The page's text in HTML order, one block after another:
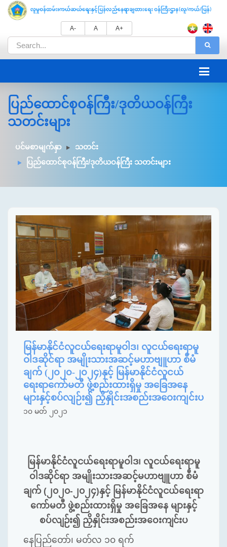
A- A A+
ပြည်ထောင်စုဝန်ကြီး/ဒုတိယဝန်ကြီး
သတင်းများ
ပင်မစာမျက်နှာ
သတင်း
ပြည်ထောင်စုဝန်ကြီး/ဒုတိယဝန်ကြီး သတင်းများ
မြန်မာနိုင်ငံလူငယ်ရေးရာမူဝါဒ၊ လူငယ်ရေးရာမူ
ဝါဒဆိုင်ရာ အမျိုးသားအဆင့်မဟာဗျူဟာ စီမံ
ချက် (၂၀၂၀-၂၀၂၄)နှင့် မြန်မာနိုင်ငံလူငယ်
ရေးရာကော်မတီ ဖွဲ့စည်းထားရှိမှု အခြေအနေ
များနှင့်စပ်လျဉ်း၍ ညှိနှိုင်းအစည်းအဝေးကျင်းပ
၁၀ မတ် ၂၀၂၁
မြန်မာနိုင်ငံလူငယ်ရေးရာမူဝါဒ၊ လူငယ်ရေးရာမူ
ဝါဒဆိုင်ရာ အမျိုးသားအဆင့်မဟာဗျူဟာ စီမံ
ချက်( ၂၀၂၀- ၂၀၂၄)နှင့် မြန်မာနိုင်ငံလူငယ်ရေးရာ
ကော်မတီ ဖွဲ့စည်းထားရှိမှု အခြေအနေ များနှင့်
စပ်လျဉ်း၍ ညှိနှိုင်းအစည်းအဝေးကျင်းပ
နေပြည်တော်၊ မတ်လ ၁၀ ရက်